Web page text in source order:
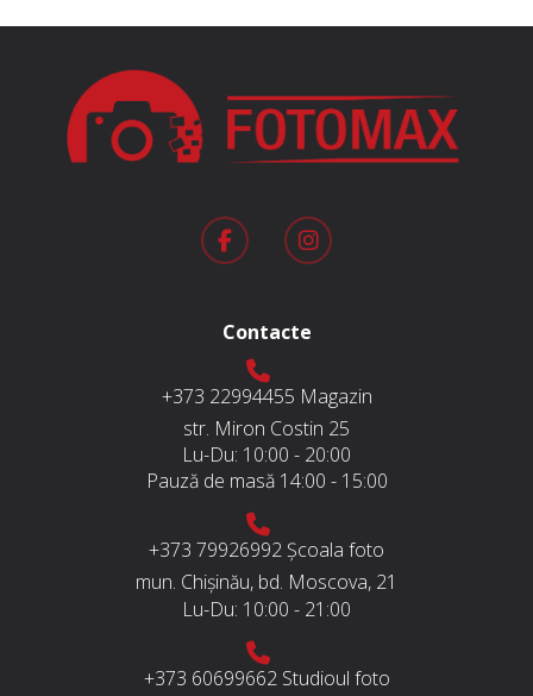
Contacte
+373 22994455 Magazin
str. Miron Costin 25
Lu-Du: 10:00 - 20:00
Pauză de masă 14:00 - 15:00
+373 79926992 Școala foto
mun. Chișinău, bd. Moscova, 21
Lu-Du: 10:00 - 21:00
+373 60699662 Studioul foto